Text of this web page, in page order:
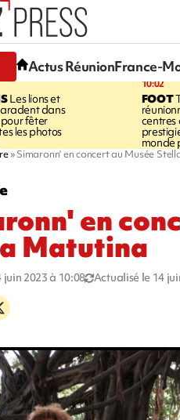
Actus RéunionFrance-
Les lions et
dans
fêter
les photos
10:02
FOOT
centres
monde
Simaronn' en concert au Musée
en
Matutina
juin 2023 à 10:08 Actualisé le 14